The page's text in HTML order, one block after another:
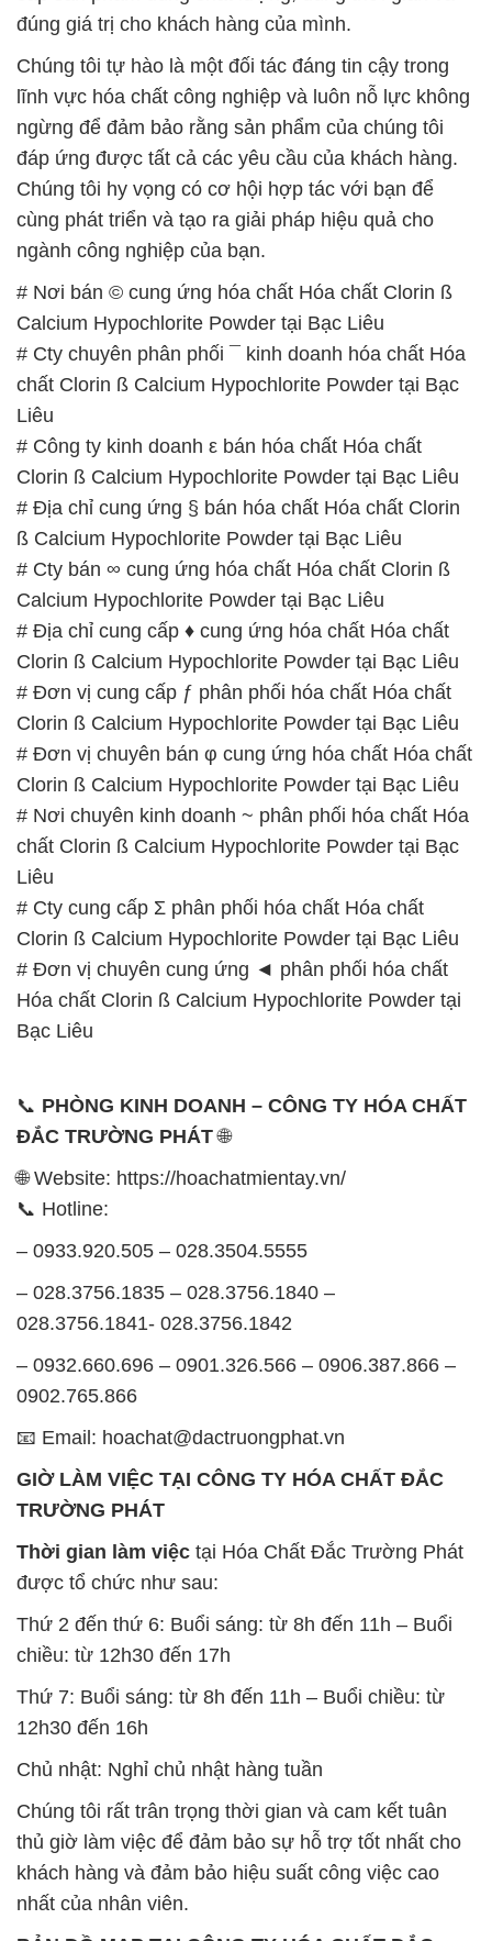
# Nơi bán © cung ứng hóa chất Hóa chất Clorin ß
Calcium Hypochlorite Powder tại Bạc Liêu
# Cty chuyên phân phối ¯ kinh doanh hóa chất Hóa
chất Clorin ß Calcium Hypochlorite Powder tại Bạc
Liêu
# Công ty kinh doanh ε bán hóa chất Hóa chất
Clorin ß Calcium Hypochlorite Powder tại Bạc Liêu
# Địa chỉ cung ứng § bán hóa chất Hóa chất Clorin
ß Calcium Hypochlorite Powder tại Bạc Liêu
# Cty bán ∞ cung ứng hóa chất Hóa chất Clorin ß
Calcium Hypochlorite Powder tại Bạc Liêu
# Địa chỉ cung cấp ♦ cung ứng hóa chất Hóa chất
Clorin ß Calcium Hypochlorite Powder tại Bạc Liêu
# Đơn vị cung cấp ƒ phân phối hóa chất Hóa chất
Clorin ß Calcium Hypochlorite Powder tại Bạc Liêu
# Đơn vị chuyên bán φ cung ứng hóa chất Hóa chất
Clorin ß Calcium Hypochlorite Powder tại Bạc Liêu
# Nơi chuyên kinh doanh ~ phân phối hóa chất Hóa
chất Clorin ß Calcium Hypochlorite Powder tại Bạc
Liêu
# Cty cung cấp Σ phân phối hóa chất Hóa chất
Clorin ß Calcium Hypochlorite Powder tại Bạc Liêu
# Đơn vị chuyên cung ứng ◄ phân phối hóa chất
Hóa chất Clorin ß Calcium Hypochlorite Powder tại
Bạc Liêu
📞PHÒNG KINH DOANH – CÔNG TY HÓA CHẤT
ĐẮC TRƯỜNG PHÁT
🌐 Website: https://hoachatmientay.vn/
📞 Hotline:
– 0933.920.505 – 028.3504.5555
– 028.3756.1835 – 028.3756.1840 –
– 0932.660.696 – 0901.326.566 – 0906.387.866 –
0902.765.866
📧 Email: hoachat@dactruongphat.vn
GIỜ LÀM VIỆC TẠI CÔNG TY HÓA CHẤT ĐẮC
TRƯỜNG PHÁT
Thời gian làm việctại Hóa Chất Đắc Trường Phát
được tổ chức như sau:
Thứ 2 đến thứ 6: Buổi sáng: từ 8h đến 11h – Buổi
chiều: từ 12h30 đến 17h
Thứ 7: Buổi sáng: từ 8h đến 11h – Buổi chiều: từ
Chủ nhật: Nghỉ chủ nhật hàng tuần
Chúng tôi rất trân trọng thời gian và cam kết tuân
thủ giờ làm việc để đảm bảo sự hỗ trợ tốt nhất cho
nhất của nhân viên.
TRƯỜNG PHÁT
Đông B, Quận Bình Tân, Sài Gòn TP. Hồ Chí
Minh